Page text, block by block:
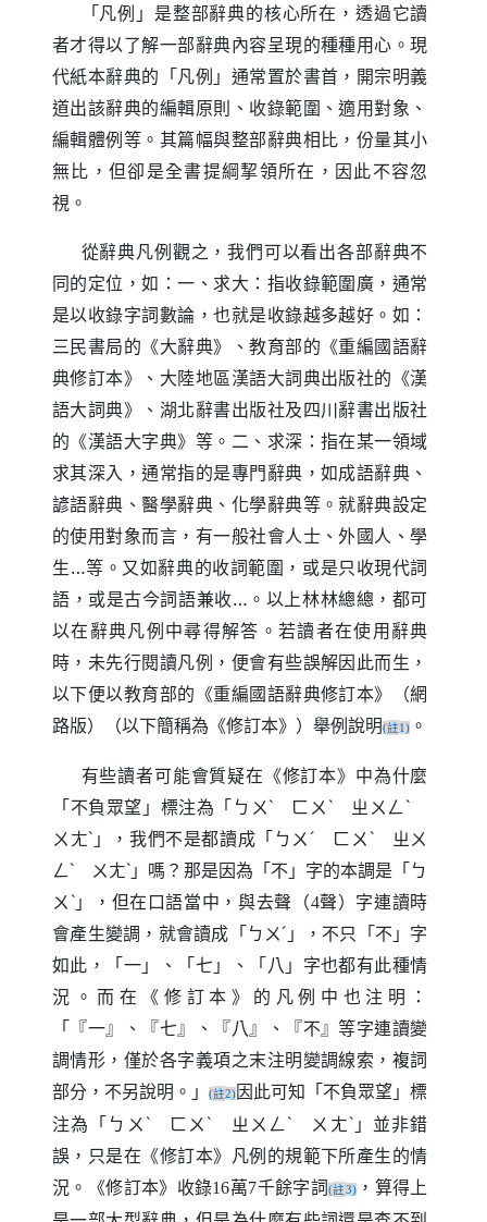
「凡例」是整部辭典的核心所在，透過它讀
者才得以了解一部辭典內容呈現的種種用心。現
代紙本辭典的「凡例」通常置於書首，開宗明義
道出該辭典的編輯原則、收錄範圍、適用對象、
編輯體例等。其篇幅與整部辭典相比，份量其小
無比，但卻是全書提綱挈領所在，因此不容忽
視。
從辭典凡例觀之，我們可以看出各部辭典不
同的定位，如：一、求大：指收錄範圍廣，通常
是以收錄字詞數論，也就是收錄越多越好。如：
三民書局的《大辭典》、教育部的《重編國語辭
典修訂本》、大陸地區漢語大詞典出版社的《漢
語大詞典》、湖北辭書出版社及四川辭書出版社
的《漢語大字典》等。二、求深：指在某一領域
求其深入，通常指的是專門辭典，如成語辭典、
諺語辭典、醫學辭典、化學辭典等。就辭典設定
的使用對象而言，有一般社會人士、外國人、學
生…等。又如辭典的收詞範圍，或是只收現代詞
語，或是古今詞語兼收… 。以上林林總總，都可
以在辭典凡例中尋得解答。若讀者在使用辭典
時，未先行閱讀凡例，便會有些誤解因此而生，
以下便以教育部的《重編國語辭典修訂本》（網
路版）（以下簡稱為《修訂本》）舉例說明(註1) 。
有些讀者可能會質疑在《修訂本》中為什麼
「不負眾望」標注為「ㄅㄨˋ ㄈㄨˋ ㄓㄨㄥˋ
ㄨㄤˋ」，我們不是都讀成「ㄅㄨˊ ㄈㄨˋ ㄓㄨ
ㄥˋ ㄨㄤˋ」嗎？那是因為「不」字的本調是「ㄅ
ㄨˋ」，但在口語當中，與去聲（4聲）字連讀時
會產生變調，就會讀成「ㄅㄨˊ」，不只「不」字
如此，「一」、「七」、「八」字也都有此種情
況。而在《修訂本》的凡例中也注明：
「『一』、『七』、『八』、『不』等字連讀變
調情形，僅於各字義項之末注明變調線索，複詞
部分，不另說明。」(註2)因此可知「不負眾望」標
注為「ㄅㄨˋ ㄈㄨˋ ㄓㄨㄥˋ ㄨㄤˋ」並非錯
誤，只是在《修訂本》凡例的規範下所產生的情
況。《修訂本》收錄16萬7千餘字詞(註3)，算得上